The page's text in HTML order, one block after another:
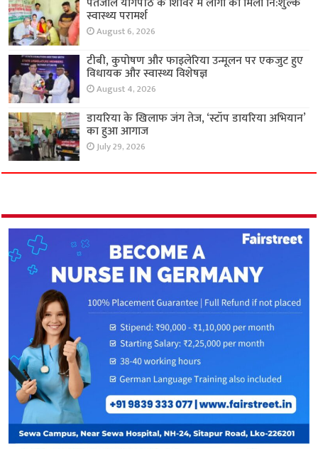
स्वास्थ्य परामर्श
August 6, 2026
टीबी, कुपोषण और फाइलेरिया उन्मूलन पर एकजुट हुए
विधायक और स्वास्थ्य विशेषज्ञ
August 4, 2026
डायरिया के खिलाफ जंग तेज, ‘स्टॉप डायरिया अभियान’
का हुआ आगाज
July 29, 2026